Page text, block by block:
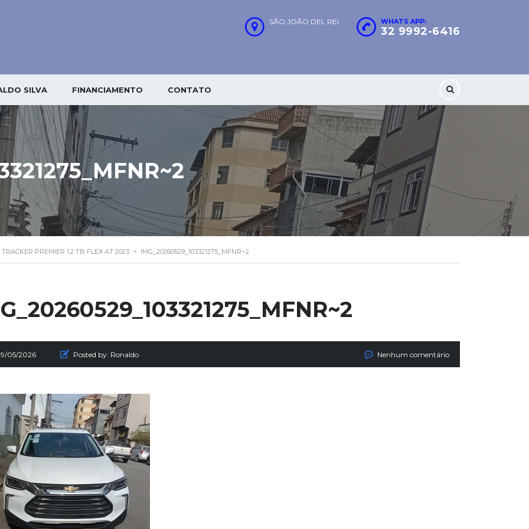
WHATS APP:
32 9992-6416
SÃO JOÃO DEL REI
SILVA FINANCIAMENTO CONTATO
TRACKER PREMIER 1.2 TB FLEX AT 2023 > IMG_20260529_103321275_MFNR~2
05/2026 Posted by: Ronaldo Nenhum comentário